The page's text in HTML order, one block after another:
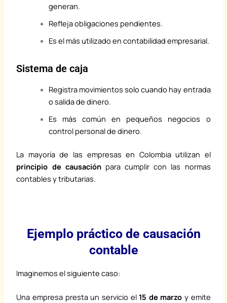
generan.
Refleja obligaciones pendientes.
Es el más utilizado en contabilidad empresarial.
Sistema de caja
Registra movimientos solo cuando hay entrada
o salida de dinero.
Es más común en pequeños negocios o
control personal de dinero.
La mayoría de las empresas en Colombia utilizan el
principio de causaciónpara cumplir con las normas
contables y tributarias.
Ejemplo práctico de causación
contable
Imaginemos el siguiente caso:
Una empresa presta un servicio el15 de marzo y emite